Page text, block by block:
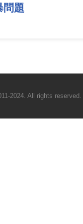
問題
2024. All rights reserved.